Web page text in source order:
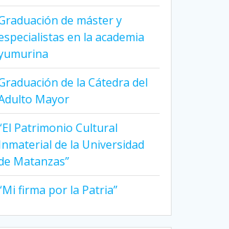
de máster y
en la academia
de la Cátedra del
Mayor
Patrimonio Cultural
de la Universidad
Matanzas”
firma por la Patria”